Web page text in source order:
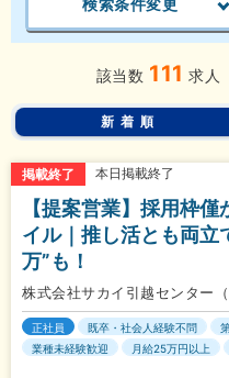
検索条件変更
該当数 111 求人
新着順
掲載終了 本日掲載終了
【提案営業】採用枠
イル｜推し活とも両立
万”も！
株式会社サカイ引越センター
正社員 既卒・社会人経験不問
業種未経験歓迎
月給25万円以上